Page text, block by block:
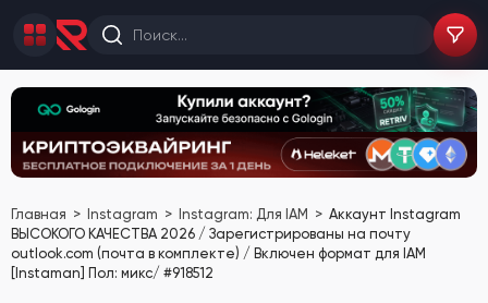
Главная Instagram Instagram: Для IAM
Аккаунт Instagram
ВЫСОКОГО КАЧЕСТВА 2026 / Зарегистрированы на почту
outlook.com (почта в комплекте) / Включен формат для IAM
[Instaman] Пол: микс/ #918512